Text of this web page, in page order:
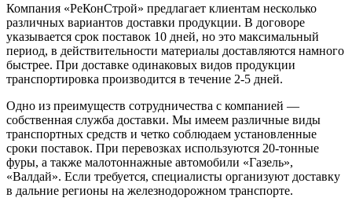
Компания «РеКонСтрой» предлагает клиентам несколько
различных вариантов доставки продукции. В договоре
указывается срок поставок 10 дней, но это максимальный
период, в действительности материалы доставляются намного
быстрее. При доставке одинаковых видов продукции
транспортировка производится в течение 2-5 дней.
Одно из преимуществ сотрудничества с компанией —
собственная служба доставки. Мы имеем различные виды
транспортных средств и четко соблюдаем установленные
сроки поставок. При перевозках используются 20-тонные
фуры, а также малотоннажные автомобили «Газель»,
«Валдай». Если требуется, специалисты организуют доставку
в дальние регионы на железнодорожном транспорте.